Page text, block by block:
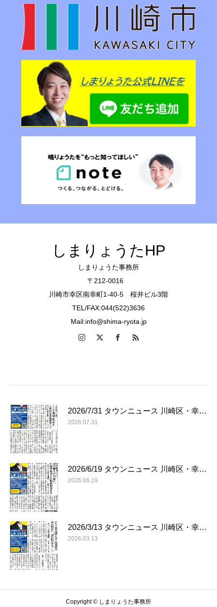
しまりょうたHP
しまりょうた事務所
〒212-0016
川崎市幸区南幸町1-40-5 桜井ビル3階
TEL/FAX:044(522)3636
Mail:info@shima-ryota.jp
2026/7/31 タウンニュース 川崎区・幸…
2026.07.31
2026/6/19 タウンニュース 川崎区・幸…
2026.06.19
2026/3/13 タウンニュース 川崎区・幸…
2026.03.13
Copyright © しまりょうた事務所